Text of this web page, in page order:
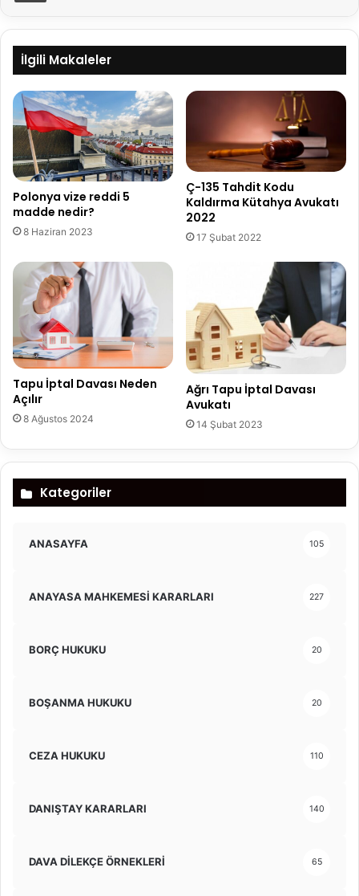
İlgili Makaleler
Polonya vize reddi 5
madde nedir?
8 Haziran 2023
Ç-135 Tahdit Kodu
Kaldırma Kütahya Avukatı
2022
17 Şubat 2022
Tapu İptal Davası Neden
Açılır
8 Ağustos 2024
Ağrı Tapu İptal Davası
Avukatı
14 Şubat 2023
Kategoriler
ANASAYFA 105
ANAYASA MAHKEMESİ KARARLARI 227
BORÇ HUKUKU 20
BOŞANMA HUKUKU 20
CEZA HUKUKU 110
DANIŞTAY KARARLARI 140
DAVA DİLEKÇE ÖRNEKLERİ 65